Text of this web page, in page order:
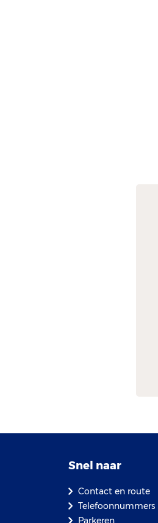
Snel naar
Contact en route
Parkeren